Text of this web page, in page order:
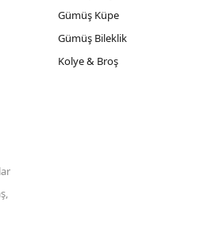
Gümüş Küpe
Gümüş Bileklik
Kolye & Broş